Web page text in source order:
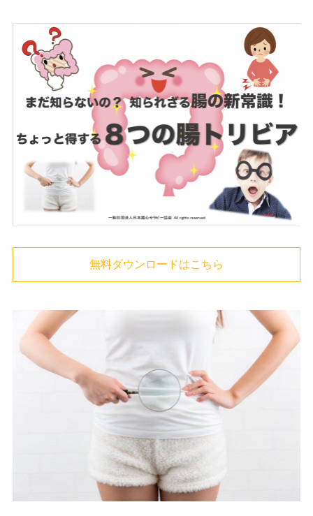
無料ダウンロードはこちら